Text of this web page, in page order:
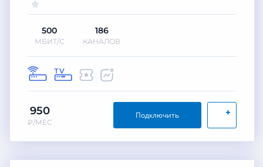
500
МБИТ/С
186
КАНАЛОВ
950
₽/МЕС
+
Подключить